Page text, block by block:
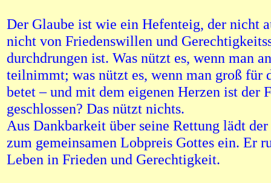
Der Glaube ist wie ein Hefenteig, der nicht
nicht von Friedenswillen und
durchdrungen ist. Was nützt es, wenn man
teilnimmt; was nützt es, wenn man groß für
betet – und mit dem eigenen Herzen ist der
geschlossen? Das nützt nichts.
Aus Dankbarkeit über seine Rettung lädt der
zum gemeinsamen Lobpreis Gottes ein. Er
Leben in Frieden und Gerechtigkeit.